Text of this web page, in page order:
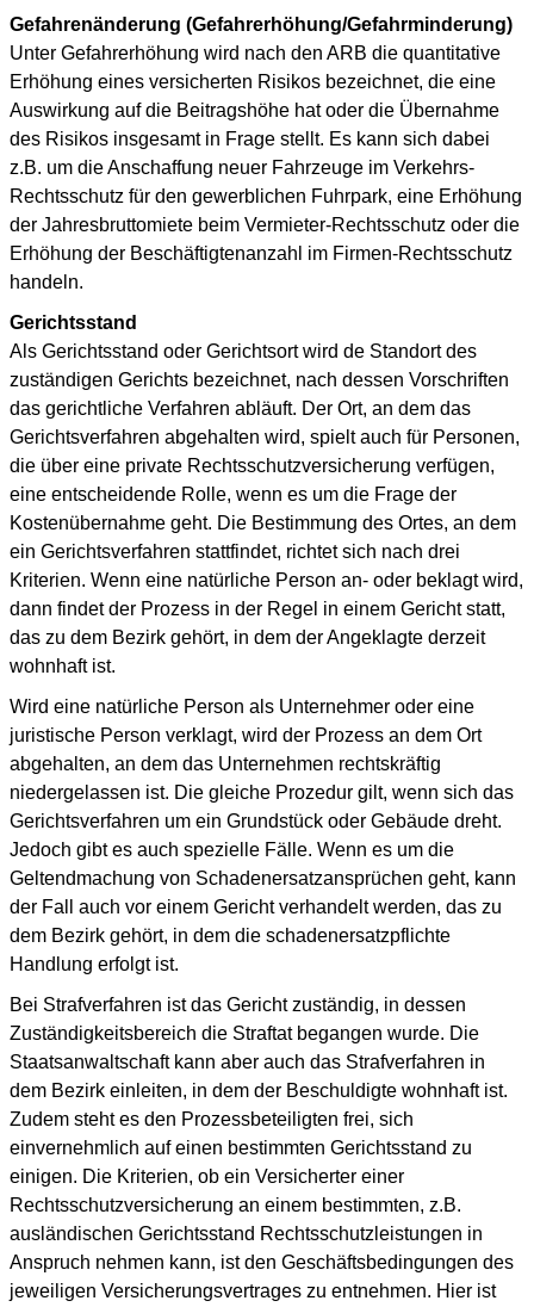
Gefahrenänderung (Gefahrerhöhung/Gefahrminderung)
Unter Gefahrerhöhung wird nach den ARB die quantitative
Erhöhung eines versicherten Risikos bezeichnet, die eine
Auswirkung auf die Beitragshöhe hat oder die Übernahme
des Risikos insgesamt in Frage stellt. Es kann sich dabei
z.B. um die Anschaffung neuer Fahrzeuge im Verkehrs-
Rechtsschutz für den gewerblichen Fuhrpark, eine Erhöhung
der Jahresbruttomiete beim Vermieter-Rechtsschutz oder die
Erhöhung der Beschäftigtenanzahl im Firmen-Rechtsschutz
handeln.
Gerichtsstand
Als Gerichtsstand oder Gerichtsort wird de Standort des
zuständigen Gerichts bezeichnet, nach dessen Vorschriften
das gerichtliche Verfahren abläuft. Der Ort, an dem das
Gerichtsverfahren abgehalten wird, spielt auch für Personen,
die über eine private Rechtsschutzversicherung verfügen,
eine entscheidende Rolle, wenn es um die Frage der
Kostenübernahme geht. Die Bestimmung des Ortes, an dem
ein Gerichtsverfahren stattfindet, richtet sich nach drei
Kriterien. Wenn eine natürliche Person an- oder beklagt wird,
dann findet der Prozess in der Regel in einem Gericht statt,
das zu dem Bezirk gehört, in dem der Angeklagte derzeit
wohnhaft ist.
Wird eine natürliche Person als Unternehmer oder eine
juristische Person verklagt, wird der Prozess an dem Ort
abgehalten, an dem das Unternehmen rechtskräftig
niedergelassen ist. Die gleiche Prozedur gilt, wenn sich das
Gerichtsverfahren um ein Grundstück oder Gebäude dreht.
Jedoch gibt es auch spezielle Fälle. Wenn es um die
Geltendmachung von Schadenersatzansprüchen geht, kann
der Fall auch vor einem Gericht verhandelt werden, das zu
dem Bezirk gehört, in dem die schadenersatzpflichte
Handlung erfolgt ist.
Bei Strafverfahren ist das Gericht zuständig, in dessen
Zuständigkeitsbereich die Straftat begangen wurde. Die
Staatsanwaltschaft kann aber auch das Strafverfahren in
dem Bezirk einleiten, in dem der Beschuldigte wohnhaft ist.
Zudem steht es den Prozessbeteiligten frei, sich
einvernehmlich auf einen bestimmten Gerichtsstand zu
einigen. Die Kriterien, ob ein Versicherter einer
Rechtsschutzversicherung an einem bestimmten, z.B.
ausländischen Gerichtsstand Rechtsschutzleistungen in
Anspruch nehmen kann, ist den Geschäftsbedingungen des
jeweiligen Versicherungsvertrages zu entnehmen. Hier ist